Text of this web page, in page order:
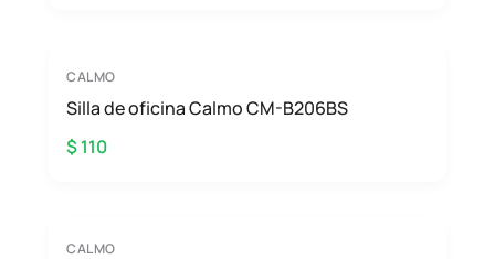
CALMO
Silla de oficina Calmo CM-B206BS
$ 110
CALMO